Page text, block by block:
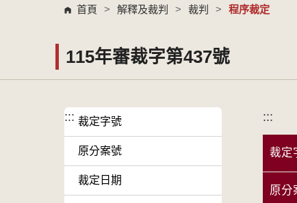
首頁 > 解釋及裁判 > 裁判 > 程序裁定
115年審裁字第437號
::: 裁定字號
原分案號
裁定日期
:::
裁定
原分